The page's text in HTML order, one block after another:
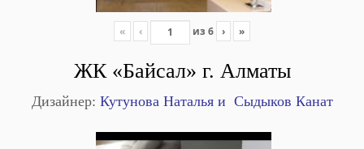
« ‹ из 6 › »
ЖК «Байсал» г. Алматы
Дизайнер: Кутунова Наталья и Сыдыков Канат